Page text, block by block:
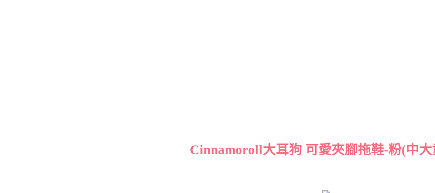
Cinnamoroll大耳狗 可愛夾腳拖鞋-粉(中